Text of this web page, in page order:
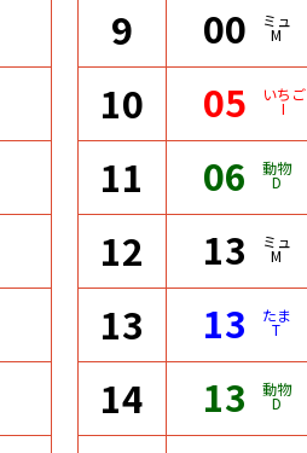
9 00 ミュ
M
10 05 いちご
I
11 06 動物
D
12 13 ミュ
M
13 13 たま
T
14 13 動物
D